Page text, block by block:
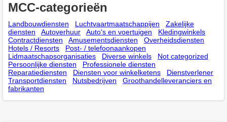
MCC-categorieën
Landbouwdiensten Luchtvaartmaatschappijen
Zakelijke
diensten
Autoverhuur Auto's en voertuigen
Kledingwinkels
Contractdiensten
Amusementsdiensten
Overheidsdiensten
Hotels / Resorts
Post- / telefoonaankopen
Lidmaatschapsorganisaties
Diverse winkels
Not categorized
Persoonlijke diensten
Professionele diensten
Reparatiediensten
Diensten voor winkelketens
Dienstverlener
Transportdiensten
Nutsbedrijven
Groothandelleveranciers en
fabrikanten